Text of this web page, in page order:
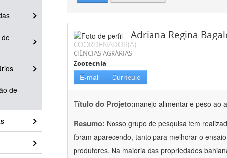
de
de
Adriana Regina
COORDENADOR(A)
CIÊNCIAS AGRÁRIAS
Zootecnia
E-mail Currículo
Título do Projeto:manejo alimentar e peso ao
Resumo: Nosso grupo de pesquisa tem
foram aparecendo, tanto para melhorar o
produtores. Na maioria das propriedades